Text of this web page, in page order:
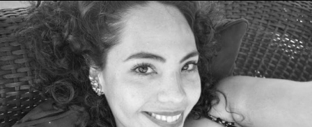
publicación
publicación